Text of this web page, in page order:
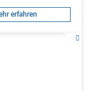
erfahren